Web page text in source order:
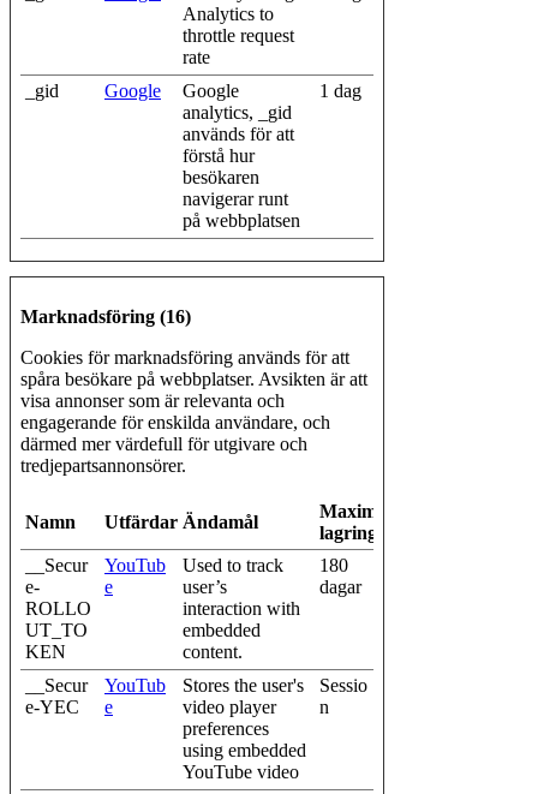
Analytics to
throttle request
rate
_gid Google
Google
analytics, _gid
används för att
förstå hur
besökaren
navigerar runt
på webbplatsen
1 dag
Marknadsföring (16)
Cookies för marknadsföring används för att
spåra besökare på webbplatser. Avsikten är att
visa annonser som är relevanta och
engagerande för enskilda användare, och
därmed mer värdefull för utgivare och
tredjepartsannonsörer.
Namn UtfärdareÄndamål
Maximal
lagringstid
__Secur
e-
ROLLO
UT_TO
KEN
YouTub
e
Used to track
user’s
interaction with
embedded
content.
180
dagar
__Secur
e-YEC
YouTub
e
Stores the user's
video player
preferences
using embedded
YouTube video
Sessio
n